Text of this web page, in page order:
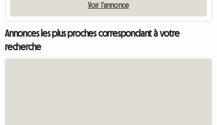
Voir l'annonce
Annonces les plus proches correspondant à votre
recherche